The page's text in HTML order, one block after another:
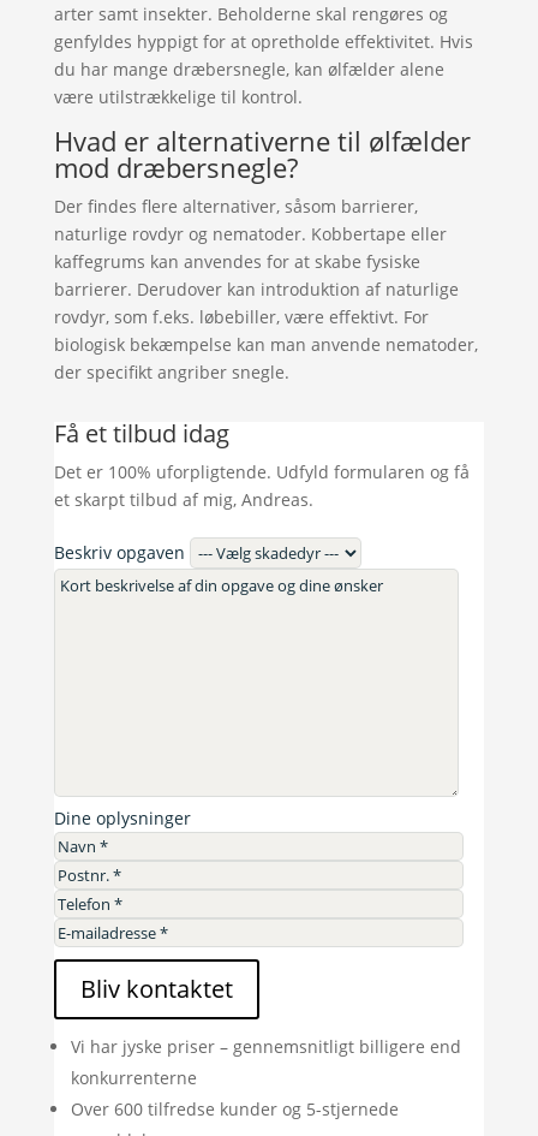
arter samt insekter. Beholderne skal rengøres og
genfyldes hyppigt for at opretholde effektivitet. Hvis
du har mange dræbersnegle, kan ølfælder alene
være utilstrækkelige til kontrol.
Hvad er alternativerne til ølfælder
mod dræbersnegle?
Der findes flere alternativer, såsom barrierer,
naturlige rovdyr og nematoder. Kobbertape eller
kaffegrums kan anvendes for at skabe fysiske
barrierer. Derudover kan introduktion af naturlige
rovdyr, som f.eks. løbebiller, være effektivt. For
biologisk bekæmpelse kan man anvende nematoder,
der specifikt angriber snegle.
Få et tilbud idag
Det er 100% uforpligtende. Udfyld formularen og få
et skarpt tilbud af mig, Andreas.
Beskriv opgaven
Dine oplysninger
Bliv kontaktet
Vi har jyske priser – gennemsnitligt billigere end
konkurrenterne
Over 600 tilfredse kunder og 5-stjernede